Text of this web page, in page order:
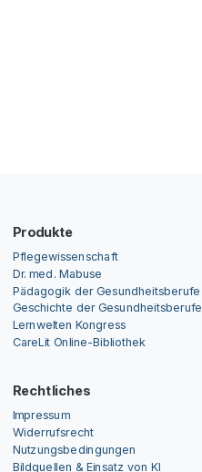
Produkte
Pflegewissenschaft
Dr. med. Mabuse
Pädagogik der Gesundheitsberufe
Geschichte der Gesundheitsberufe
Lernwelten Kongress
CareLit Online-Bibliothek
Rechtliches
Impressum
Widerrufsrecht
Nutzungsbedingungen
Bildquellen & Einsatz von KI